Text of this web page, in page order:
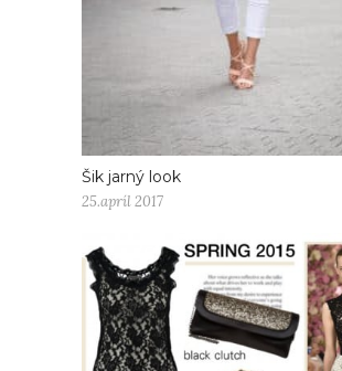
Šik jarný look
25.apríl 2017